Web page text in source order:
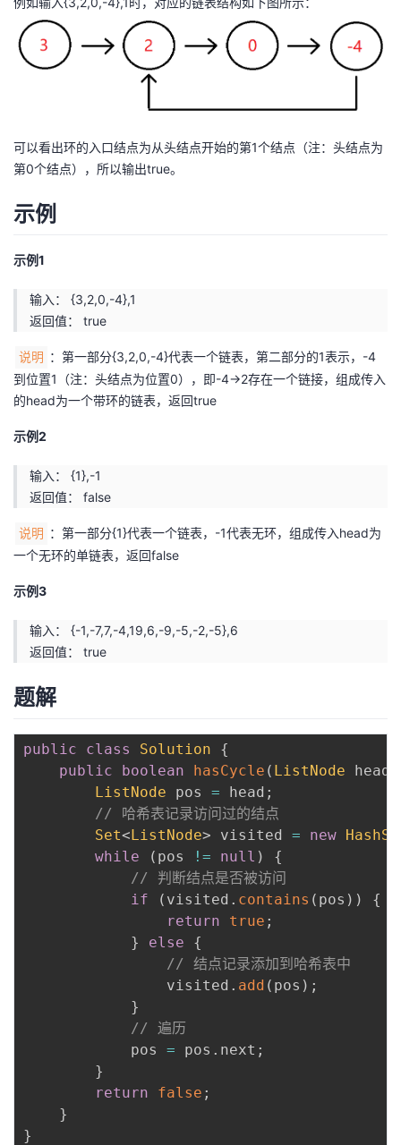
可以看出环的入口结点为从头结点开始的第1个结点（注：头结点为
第0个结点），所以输出true。
示例
示例1
输入： {3,2,0,-4},1
返回值： true
说明
：第一部分{3,2,0,-4}代表一个链表，第二部分的1表示，-4
到位置1（注：头结点为位置0），即-4->2存在一个链接，组成传入
的head为一个带环的链表，返回true
示例2
输入： {1},-1
返回值： false
说明
：第一部分{1}代表一个链表，-1代表无环，组成传入head为
一个无环的单链表，返回false
示例3
输入： {-1,-7,7,-4,19,6,-9,-5,-2,-5},6
返回值： true
题解
public class Solution
{
public
boolean hasCycle ( ListNode head
ListNode pos = head ;
// 哈希表记录访问过的结点
Set<ListNode> visited = new
while
( pos != null )
{
// 判断结点是否被访问
if
( visited . contains ( pos ) )
{
return
true ;
}
else
{
// 结点记录添加到哈希表中
                visited
. add ( pos ) ;
}
// 遍历
            pos
= pos . next ;
}
return
false ;
}
}